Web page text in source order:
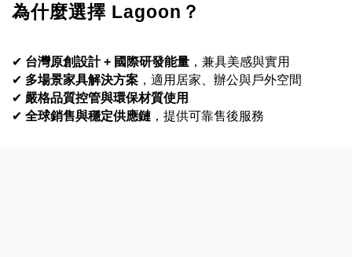
為什麼選擇 Lagoon？
✔ 台灣原創設計 + 國際研發能量 ，兼具美感與實用
✔ 多場景家具解決方案 ，適用居家、辦公與戶外空間
✔ 嚴格品質控管與環保材質使用
✔ 全球銷售與穩定供應鏈 ，提供可靠售後服務